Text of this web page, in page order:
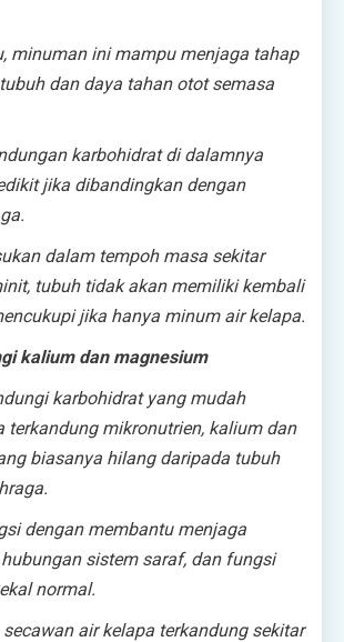
minuman ini mampu menjaga tahap
dan daya tahan otot semasa
karbohidrat di dalamnya
jika dibandingkan dengan
dalam tempoh masa sekitar
tubuh tidak akan memiliki kembali
jika hanya minum air kelapa.
kalium dan magnesium
karbohidrat yang mudah
terkandung mikronutrien, kalium dan
biasanya hilang daripada tubuh
dengan membantu menjaga
sistem saraf, dan fungsi
normal.
air kelapa terkandung sekitar